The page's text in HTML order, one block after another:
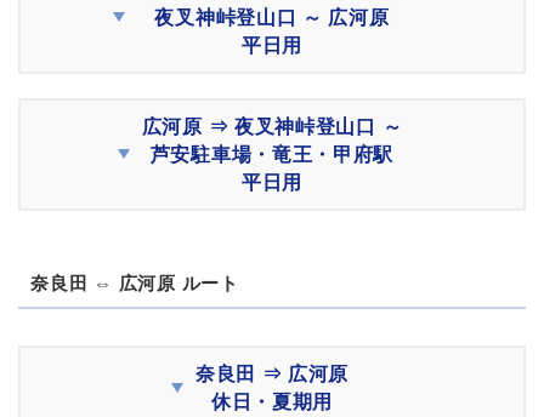
夜叉神峠登山口 ～ 広河原
平日用
広河原 ⇒ 夜叉神峠登山口 ～
芦安駐車場・竜王・甲府駅
平日用
奈良田 ⇔ 広河原 ルート
奈良田 ⇒ 広河原
休日・夏期用